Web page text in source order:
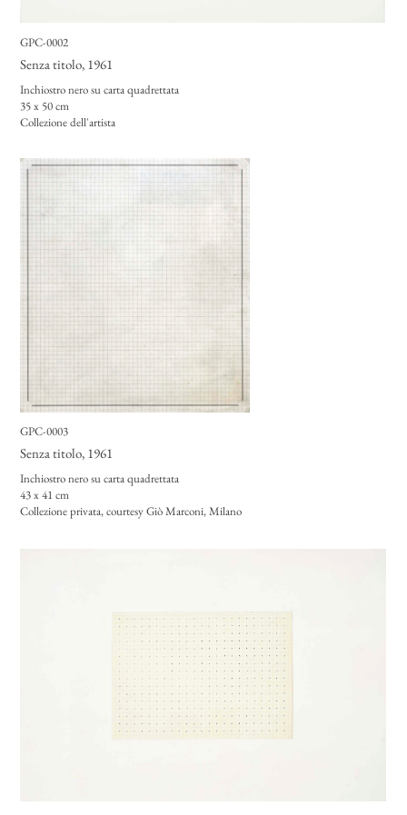
GPC-0002
Senza titolo, 1961
Inchiostro nero su carta quadrettata
35 x 50 cm
Collezione dell'artista
GPC-0003
Senza titolo, 1961
Inchiostro nero su carta quadrettata
43 x 41 cm
Collezione privata, courtesy Giò Marconi, Milano